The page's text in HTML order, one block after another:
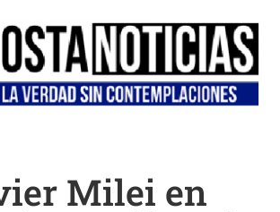
Milei en